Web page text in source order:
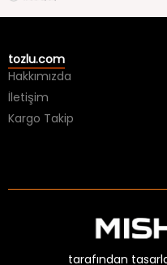
tozlu.com
Hakkımızda
İletişim
Kargo Takip
tarafından